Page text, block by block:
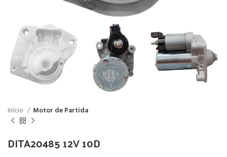
Início Motor de Partida
DITA20485 12V 10D